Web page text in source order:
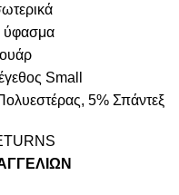
ύφασμα
Small
5% Σπάντεξ